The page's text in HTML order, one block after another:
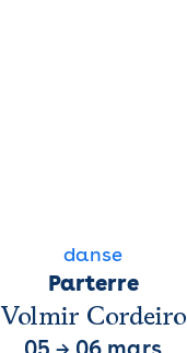
danse
Parterre
Volmir Cordeiro